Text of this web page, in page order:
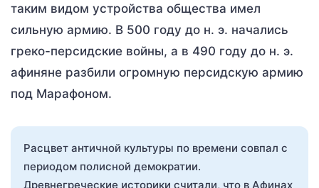
таким видом устройства общества имел
сильную армию. В 500 году до н. э. начались
греко-персидские войны, а в 490 году до н. э.
афиняне разбили огромную персидскую армию
под Марафоном.
Расцвет античной культуры по времени совпал с
периодом полисной демократии.
Древнегреческие историки считали, что в Афинах